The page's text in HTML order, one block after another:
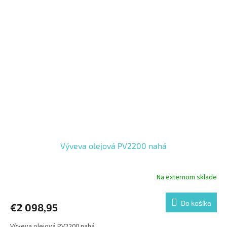
Výveva olejová PV2200 nahá
Na externom sklade
€2 098,95 Do košíka